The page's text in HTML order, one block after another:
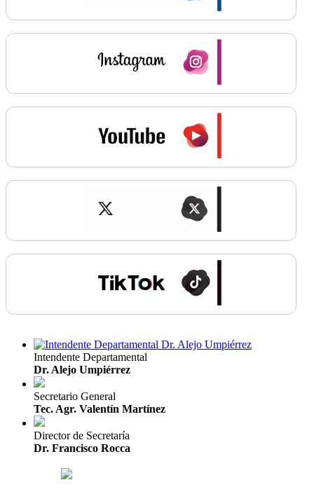
Intendente Departamental
Dr. Alejo Umpiérrez
Secretario General
Tec. Agr. Valentín Martínez
Director de Secretaría
Dr. Francisco Rocca